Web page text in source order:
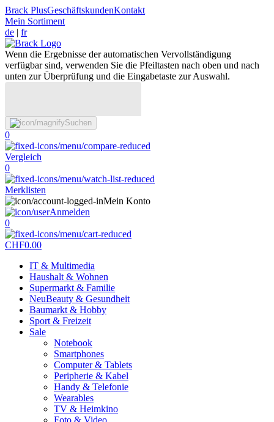
Brack PlusGeschäftskundenKontakt
Mein Sortiment
de | fr
Wenn die Ergebnisse der automatischen Vervollständigung
verfügbar sind, verwenden Sie die Pfeiltasten nach oben und nach
unten zur Überprüfung und die Eingabetaste zur Auswahl.
Suchen
0
Vergleich
0
Merklisten
Mein Konto
Anmelden
0
CHF0.00
IT & Multimedia
Haushalt & Wohnen
Supermarkt & Familie
NeuBeauty & Gesundheit
Baumarkt & Hobby
Sport & Freizeit
Sale
Notebook
Smartphones
Computer & Tablets
Peripherie & Kabel
Handy & Telefonie
Wearables
TV & Heimkino
Foto & Video